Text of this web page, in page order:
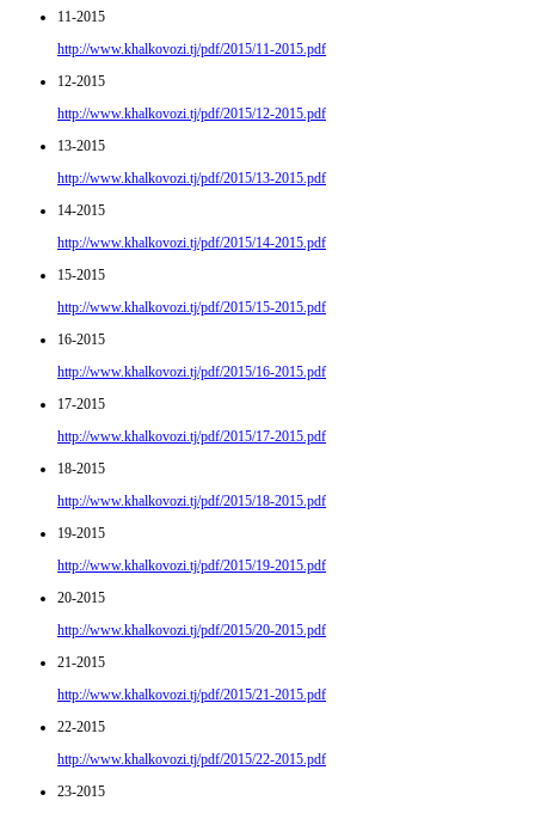
11-2015
http://www.khalkovozi.tj/pdf/2015/11-2015.pdf
12-2015
http://www.khalkovozi.tj/pdf/2015/12-2015.pdf
13-2015
http://www.khalkovozi.tj/pdf/2015/13-2015.pdf
14-2015
http://www.khalkovozi.tj/pdf/2015/14-2015.pdf
15-2015
http://www.khalkovozi.tj/pdf/2015/15-2015.pdf
16-2015
http://www.khalkovozi.tj/pdf/2015/16-2015.pdf
17-2015
http://www.khalkovozi.tj/pdf/2015/17-2015.pdf
18-2015
http://www.khalkovozi.tj/pdf/2015/18-2015.pdf
19-2015
http://www.khalkovozi.tj/pdf/2015/19-2015.pdf
20-2015
http://www.khalkovozi.tj/pdf/2015/20-2015.pdf
21-2015
http://www.khalkovozi.tj/pdf/2015/21-2015.pdf
22-2015
http://www.khalkovozi.tj/pdf/2015/22-2015.pdf
23-2015